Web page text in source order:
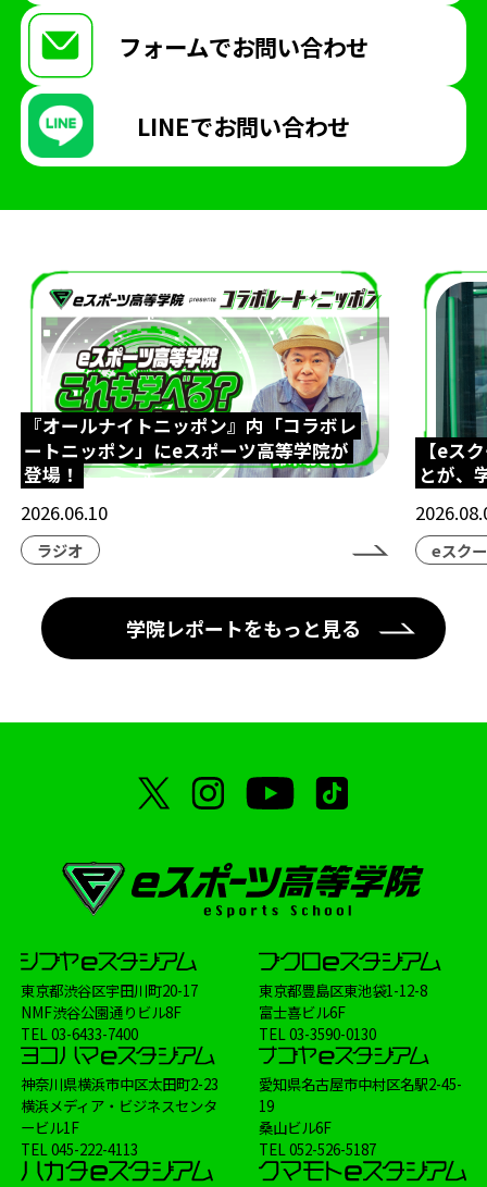
天才こまる
親睦会
eスポーツ英会話
ゲームトレーニング
超入学式
ボランティア
Apex Legends
東京大学
UTeS
防音室 博多 九州
博多駅
福岡
博多マルイ 時間割
新学年
ドイツ大使館
ハリーポッター
アラジン
劇
クリエイター部 eスポーツ
シャドバ
eスポーツ高等学院
高校生大会
アイケア
eスポーツ高等学院博多校
横浜市
横浜市にぎわいスポーツ文化局
VTuber
ハイスクールeスポーツライフ
海外視察
STAGE:0
シブヤeスタジアム
ブクロeスタジアム
ナゴヤeスタジアム
ヨコハマeスタジアム
大会
Shadowverse
学校生活
メディア掲載情報
制服
イベント
オンラインコース
フォームでお問い合わせ
LINEでお問い合わせ
『オールナイトニッポン』内「コラボレ
ートニッポン」にeスポーツ高等学院が
登場！
2026.06.10
ラジオ
【eス
とが、
eスク
学院レポートをもっと見る
東京都渋谷区宇田川町20-17
NMF渋谷公園通りビル8F
TEL03-6433-7400
東京都豊島区東池袋1-12-8
富士喜ビル6F
TEL03-3590-0130
神奈川県横浜市中区太田町2-23
横浜メディア・ビジネスセンタ
ービル1F
TEL045-222-4113
愛知県名古屋市中村区名駅2-45-
19
桑山ビル6F
TEL052-526-5187